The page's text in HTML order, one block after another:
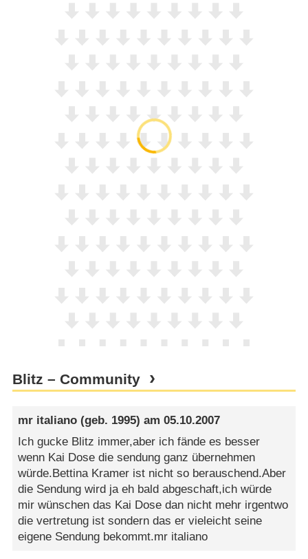
Blitz – Community
mr italiano (geb. 1995) am05.10.2007
Ich gucke Blitz immer,aber ich fände es besser
wenn Kai Dose die sendung ganz übernehmen
würde.Bettina Kramer ist nicht so berauschend.Aber
die Sendung wird ja eh bald abgeschaft,ich würde
mir wünschen das Kai Dose dan nicht mehr irgentwo
die vertretung ist sondern das er vieleicht seine
eigene Sendung bekommt.mr italiano